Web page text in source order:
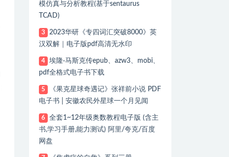
模仿真与分析教程(基于sentaurus
TCAD)
3
2023华研《专四词汇突破8000》英
汉双解｜电子版pdf高清无水印
4
埃隆·马斯克传epub、azw3、mobi、
pdf全格式电子书下载
5
《果克星球奇遇记》张祥前小说 PDF
电子书 | 安徽农民外星球一个月见闻
6
全套1~12年级奥数教程电子版 (含主
书,学习手册,能力测试) 阿里/夸克/百度
网盘